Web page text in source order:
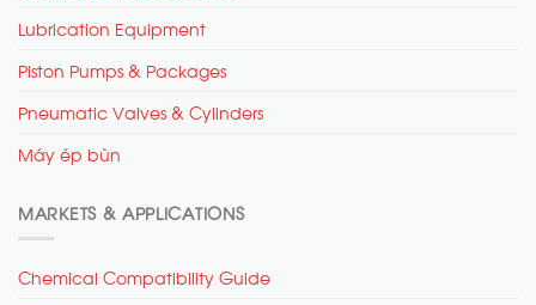
Lubrication Equipment
Piston Pumps & Packages
Pneumatic Valves & Cylinders
Máy ép bùn
MARKETS & APPLICATIONS
Chemical Compatibility Guide